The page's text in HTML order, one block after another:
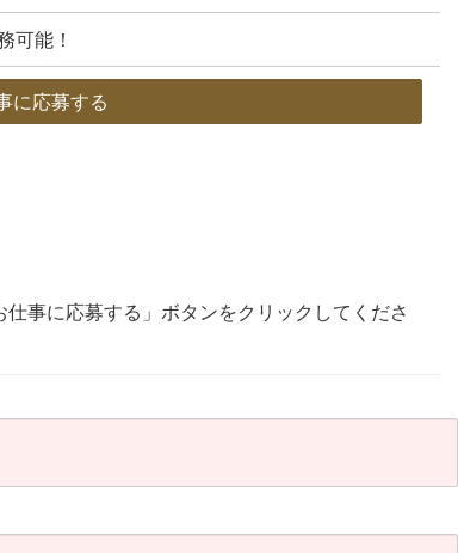
可能！
に応募する
事に応募する」ボタンをクリックしてくださ